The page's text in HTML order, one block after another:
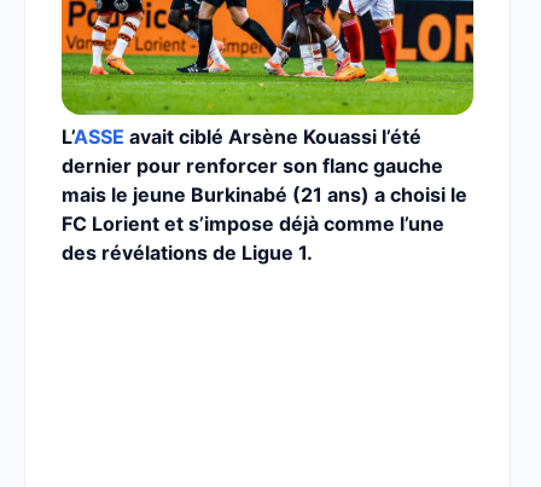
L’ASSE avait ciblé Arsène Kouassi l’été
dernier pour renforcer son flanc gauche
mais le jeune Burkinabé (21 ans) a choisi le
FC Lorient et s’impose déjà comme l’une
des révélations de Ligue 1.